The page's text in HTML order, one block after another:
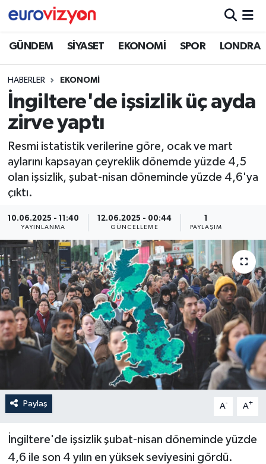
GÜNDEM SİYASET EKONOMİ SPOR LONDRA
HABERLER EKONOMİ
İngiltere'de işsizlik üç ayda
zirve yaptı
Resmi istatistik verilerine göre, ocak ve mart
aylarını kapsayan çeyreklik dönemde yüzde 4,5
olan işsizlik, şubat-nisan döneminde yüzde 4,6'ya
çıktı.
10.06.2025 - 11:40
YAYINLANMA
12.06.2025 - 00:44
GÜNCELLEME
1
PAYLAŞIM
Paylaş A- A+
İngiltere'de işsizlik şubat-nisan döneminde yüzde
4,6 ile son 4 yılın en yüksek seviyesini gördü.